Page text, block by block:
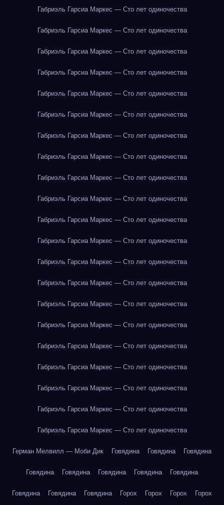
Габриэль Гарсиа Маркес — Сто лет одиночества
Габриэль Гарсиа Маркес — Сто лет одиночества
Габриэль Гарсиа Маркес — Сто лет одиночества
Габриэль Гарсиа Маркес — Сто лет одиночества
Габриэль Гарсиа Маркес — Сто лет одиночества
Габриэль Гарсиа Маркес — Сто лет одиночества
Габриэль Гарсиа Маркес — Сто лет одиночества
Габриэль Гарсиа Маркес — Сто лет одиночества
Габриэль Гарсиа Маркес — Сто лет одиночества
Габриэль Гарсиа Маркес — Сто лет одиночества
Габриэль Гарсиа Маркес — Сто лет одиночества
Габриэль Гарсиа Маркес — Сто лет одиночества
Габриэль Гарсиа Маркес — Сто лет одиночества
Габриэль Гарсиа Маркес — Сто лет одиночества
Габриэль Гарсиа Маркес — Сто лет одиночества
Габриэль Гарсиа Маркес — Сто лет одиночества
Габриэль Гарсиа Маркес — Сто лет одиночества
Габриэль Гарсиа Маркес — Сто лет одиночества
Габриэль Гарсиа Маркес — Сто лет одиночества
Габриэль Гарсиа Маркес — Сто лет одиночества
Габриэль Гарсиа Маркес — Сто лет одиночества
Герман Мелвилл — Моби Дик Говядина Говядина Говядина
Говядина Говядина Говядина Говядина Говядина
Говядина Говядина Говядина Горох Горох Горох Горох